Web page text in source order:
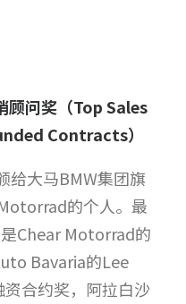
顾问奖（Top Sales
Contracts）
给大马BMW集团旗
的个人。最
Chear Motorrad的
Bavaria的Lee
合约奖，阿拉白沙